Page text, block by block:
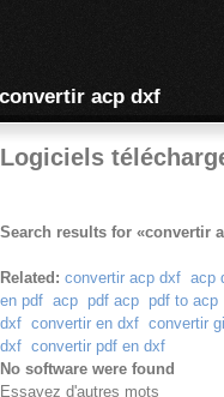
convertir acp dxf
Logiciels
Search results for «convertir
Related: convertir acp dxf acp
en pdf acp pdf acp pdf to acp
dxf convertir en dxf convertir
dxf convertir pdf en dxf
No software were found
Essayez d'autres mots